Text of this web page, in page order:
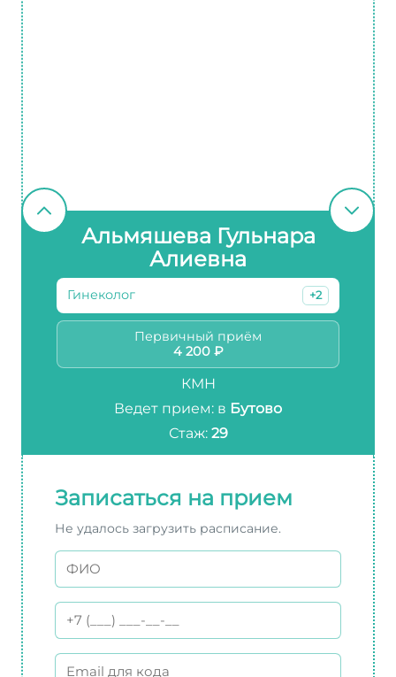
Альмяшева Гульнара
Алиевна
Гинеколог +2
Первичный приём
4 200 ₽
КМН
Ведет прием: в Бутово
Стаж: 29
Записаться на прием
Не удалось загрузить расписание.